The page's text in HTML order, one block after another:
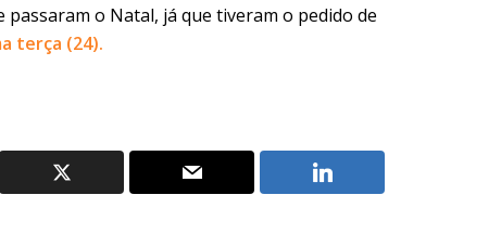
o Natal, já que tiveram o pedido de
terça (24).